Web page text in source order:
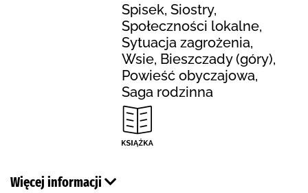
Spisek, Siostry,
Społeczności lokalne,
Sytuacja zagrożenia,
Wsie, Bieszczady (góry),
Powieść obyczajowa,
Saga rodzinna
Więcej informacji